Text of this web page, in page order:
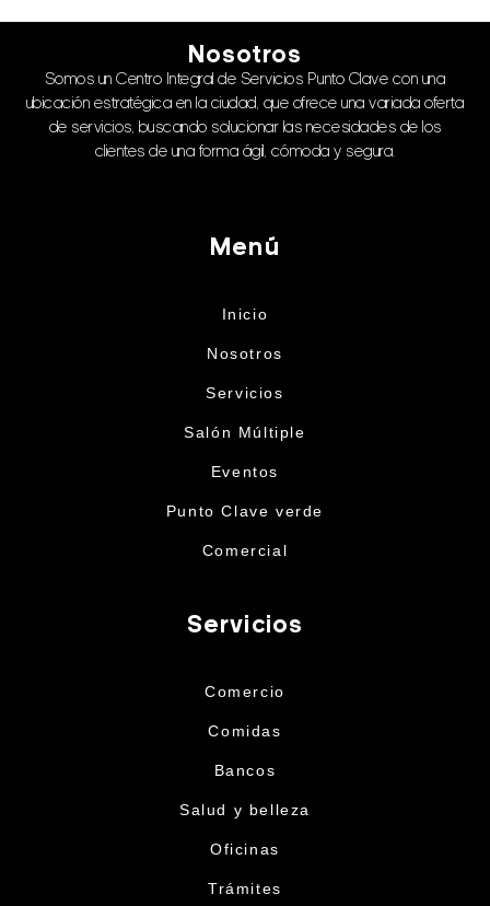
Nosotros
Somos un Centro Integral de Servicios Punto Clave con una
ubicación estratégica en la ciudad, que ofrece una variada oferta
de servicios, buscando solucionar las necesidades de los
clientes de una forma ágil, cómoda y segura.
Menú
Inicio
Nosotros
Servicios
Salón Múltiple
Eventos
Punto Clave verde
Comercial
Servicios
Comercio
Comidas
Bancos
Salud y belleza
Oficinas
Trámites